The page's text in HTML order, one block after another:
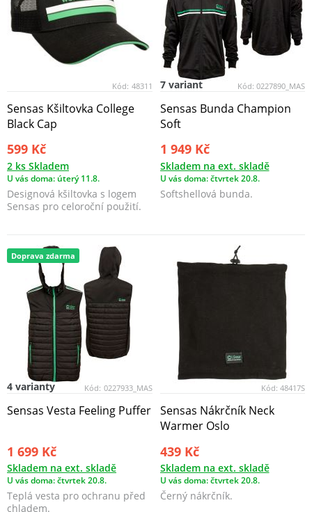
Kód: 48311
Sensas Kšiltovka College
Black Cap
599 Kč
2 ks Skladem
U vás doma: úterý 11.8.
Designová kšiltovka s logem
Sensas pro celoroční použití.
Kód: 0227890_MAS
7 variant
Sensas Bunda Champion
Soft
1 949 Kč
Skladem na ext. skladě
U vás doma: čtvrtek 20.8.
Softshellová bunda.
Doprava zdarma
Kód: 0227933_MAS
4 varianty
Sensas Vesta Feeling Puffer
1 699 Kč
Skladem na ext. skladě
U vás doma: čtvrtek 20.8.
Teplá vesta pro ochranu před
chladem.
Kód: 48417S
Sensas Nákrčník Neck
Warmer Oslo
439 Kč
Skladem na ext. skladě
U vás doma: čtvrtek 20.8.
Černý nákrčník.